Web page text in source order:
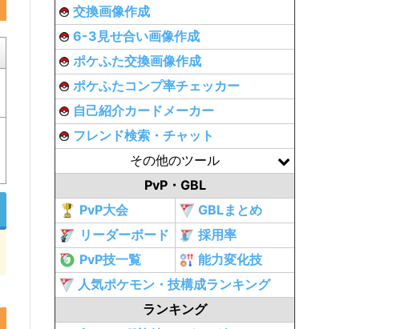
交換画像作成
6-3見せ合い画像作成
ポケふた交換画像作成
ポケふたコンプ率チェッカー
自己紹介カードメーカー
フレンド検索・チャット
その他のツール
PvP・GBL
PvP大会
GBLまとめ
リーダーボード
採用率
PvP技一覧
能力変化技
人気ポケモン・技構成ランキング
ランキング